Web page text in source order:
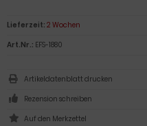
Lieferzeit: 2 Wochen
Art.Nr.: EFS-1880
Artikeldatenblatt drucken
Rezension schreiben